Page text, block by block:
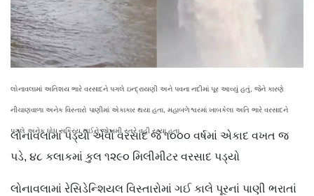
લોનાવલામાં અતિશય ભારે વરસાદને પગલે ઇન્દ્રાયણી અને પવના નદીમાં પૂર આવ્યું હતું, જેને કારણે
નીચાણવાળા અનેક વિસ્તારો પાણીમાં એકાકાર થયા હતા, મહાબળેશ્વરમાં ખાબકેલા અતિ ભારે વરસાદને
પગલે અનેક ધોધ સક્રિય થઈને જોખમી સ્તરે વહી રહ્યા હતા.
લોનાવલામાં પડ્યો એવો વરસાદ જે ૧૦૦૦ વર્ષમાં એકાદ વખત જ
પડે, ૪૮ કલાકમાં કુલ ૧૨૯૦ મિલીમીટર વરસાદ પડ્યો
લોનાવલામાં રેસિડેન્શિયલ વિસ્તારોમાં ગઈ કાલે પૂરનાં પાણી ભરાતાં